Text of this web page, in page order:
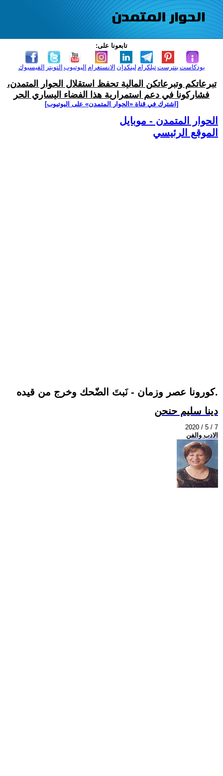
تابعونا على:
الفيسبوك التويتر اليوتيوب الانستغرام لينكدإن تيلكرامبنترست بودكاست
تبرعاتكم وتبرعاتكن المالية تحفظ استقلال الحوار المتمدن،
فشاركونا في دعم استمرارية هذا الفضاء اليساري الحر
[اشترك في قناة ‫«الحوار المتمدن» على اليوتيوب]
الحوار المتمدن - موبايل
الموقع الرئيسي
كورونا عصر وزمان - نَبتَ الضّحك وخرج من قيده.
دينا سليم حنحن
2020 / 5 / 7
الادب والفن